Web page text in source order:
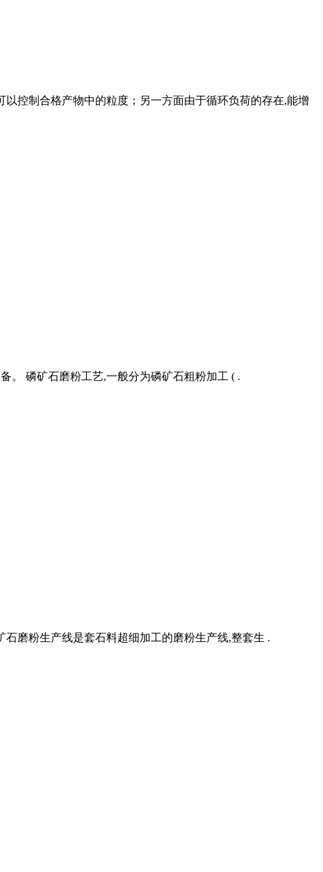
控制合格产物中的粒度；另一方面由于循环负荷的存在,能增
。 磷矿石磨粉工艺,一般分为磷矿石粗粉加工 ( .
磨粉生产线是套石料超细加工的磨粉生产线,整套生 .